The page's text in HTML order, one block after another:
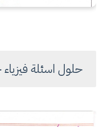
حلول اسئلة